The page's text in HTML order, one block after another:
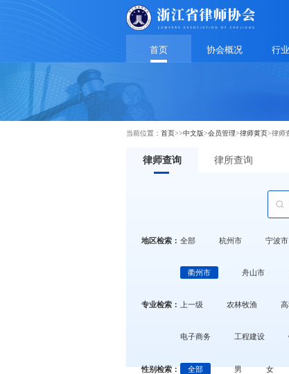
首页 协会概况 行
当前位置： 首页>>中文版>会员管理>律师黄页>律师
律师查询 律所查询
地区检索： 全部 杭州市 宁波市
衢州市 舟山市
专业检索： 上一级 农林牧渔
电子商务 工程建设
性别检索： 全部 男 女